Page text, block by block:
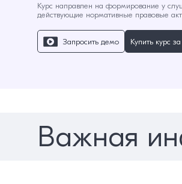
Курс направлен на формирование у
действующие нормативные правовые
Запросить демо Купить курс за
Важная